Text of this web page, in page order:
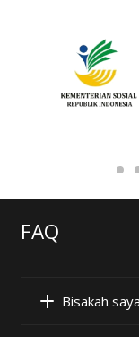
FAQ
Bisakah